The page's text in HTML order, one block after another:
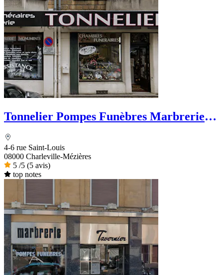
Tonnelier Pompes Funèbres Marbrerie
4-6 rue Saint-Louis
08000 Charleville-Mézières
5 /5 (5 avis)
top notes